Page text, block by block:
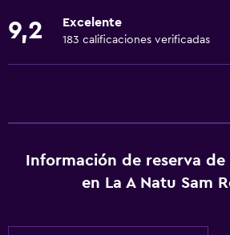
Toallas
Alarma de humo
9,2 Excelente
183 calificaciones verificadas
Información de reserva
en La A Natu Sam